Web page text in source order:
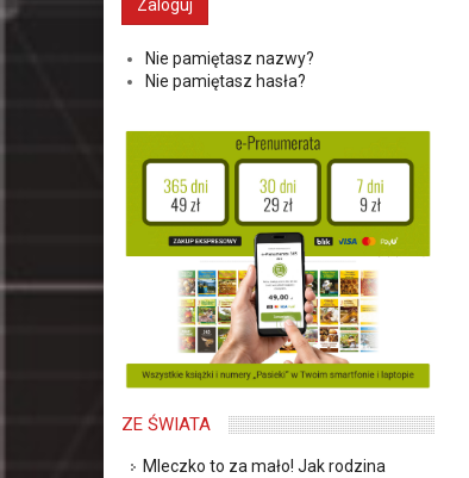
Nie pamiętasz nazwy?
Nie pamiętasz hasła?
ZE ŚWIATA
Mleczko to za mało! Jak rodzina